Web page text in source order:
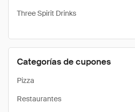
Three Spirit Drinks
Categorías de cupones
Pizza
Restaurantes